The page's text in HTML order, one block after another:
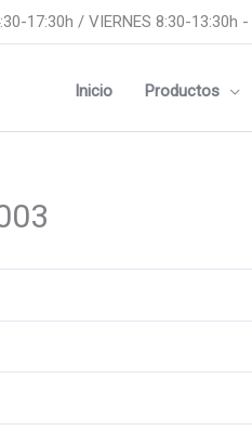
17:30h / VIERNES 8:30-13:30h -
Inicio Productos